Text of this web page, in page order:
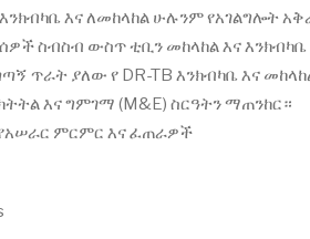
እና ለመከላከል ሁሉንም የአገልግሎት
ስብስብ ውስጥ ቲቢን መከላከል እና
ጥራት ያለው የ DR-TB እንክብካቤ እና
እና ግምገማ (M&E) ስርዓትን ማጠንከር።
ምርምር እና ፈጠራዎች